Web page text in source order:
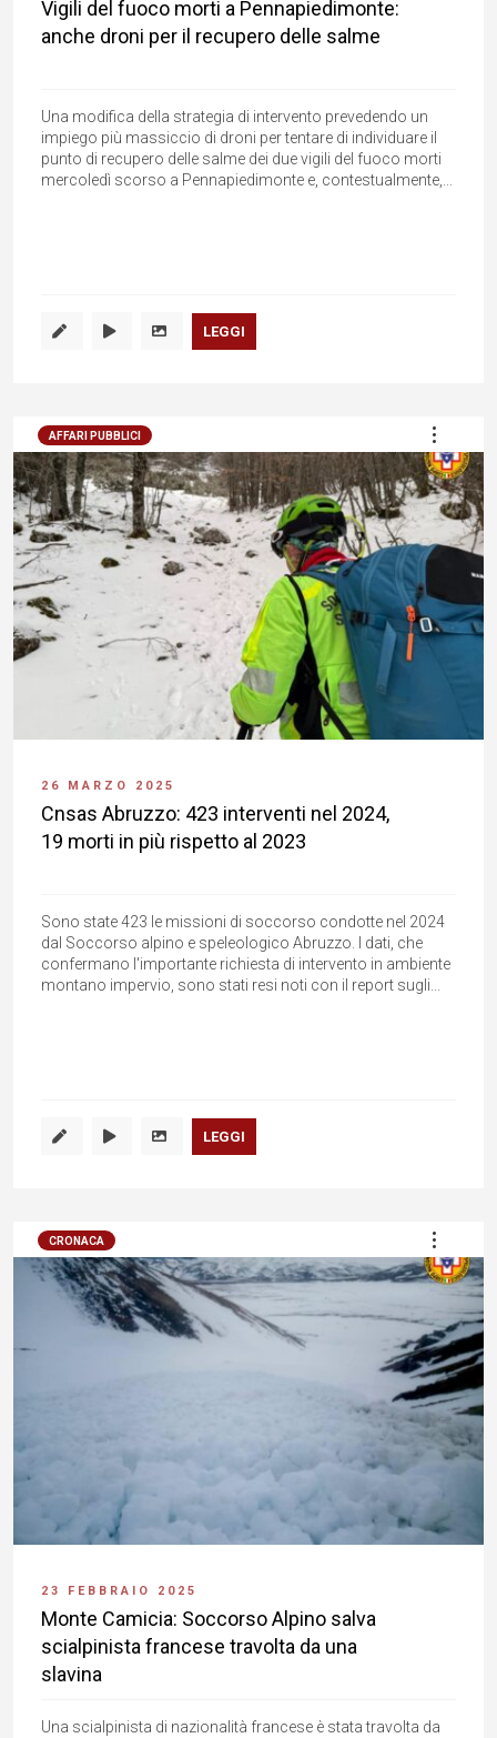
Vigili del fuoco morti a Pennapiedimonte:
anche droni per il recupero delle salme
Una modifica della strategia di intervento prevedendo un
impiego più massiccio di droni per tentare di individuare il
punto di recupero delle salme dei due vigili del fuoco morti
mercoledì scorso a Pennapiedimonte e, contestualmente,...
LEGGI
AFFARI PUBBLICI
26 MARZO 2025
Cnsas Abruzzo: 423 interventi nel 2024,
19 morti in più rispetto al 2023
Sono state 423 le missioni di soccorso condotte nel 2024
dal Soccorso alpino e speleologico Abruzzo. I dati, che
confermano l'importante richiesta di intervento in ambiente
montano impervio, sono stati resi noti con il report sugli...
LEGGI
CRONACA
23 FEBBRAIO 2025
Monte Camicia: Soccorso Alpino salva
scialpinista francese travolta da una
slavina
Una scialpinista di nazionalità francese è stata travolta da